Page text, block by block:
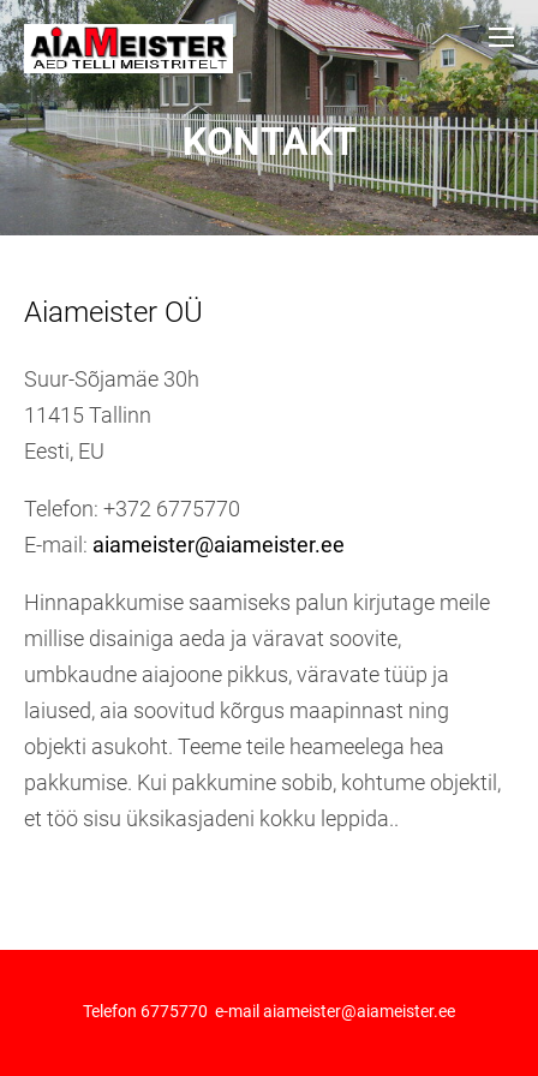
KONTAKT
Aiameister OÜ
Suur-Sõjamäe 30h
11415 Tallinn
Eesti, EU
Telefon: +372 6775770
E-mail: aiameister@aiameister.ee
Hinnapakkumise saamiseks palun kirjutage meile
millise disainiga aeda ja väravat soovite,
umbkaudne aiajoone pikkus, väravate tüüp ja
laiused, aia soovitud kõrgus maapinnast ning
objekti asukoht. Teeme teile heameelega hea
pakkumise. Kui pakkumine sobib, kohtume objektil,
et töö sisu üksikasjadeni kokku leppida..
Telefon 6775770 e-mail aiameister@aiameister.ee